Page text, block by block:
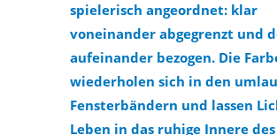
spielerisch angeordnet: klar
voneinander abgegrenzt und
aufeinander bezogen. Die
wiederholen sich in den
Fensterbändern und lassen
Leben in das ruhige Innere des